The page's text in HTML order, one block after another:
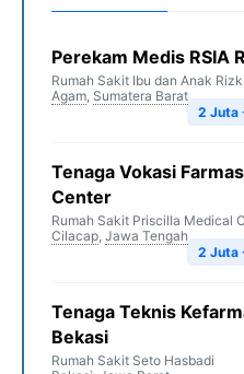
Perekam Medis RSIA
Rumah Sakit Ibu dan Anak
Agam, Sumatera Barat
2 Juta
Tenaga Vokasi
Center
Rumah Sakit Priscilla Medical
Cilacap, Jawa Tengah
2 Juta
Tenaga Teknis
Bekasi
Rumah Sakit Seto Hasbadi